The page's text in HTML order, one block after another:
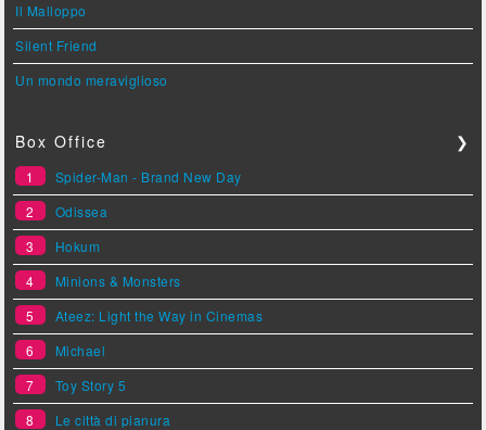
Il Malloppo
Silent Friend
Un mondo meraviglioso
Box Office ❯
1
Spider-Man - Brand New Day
2
Odissea
3
Hokum
4
Minions & Monsters
5
Ateez: Light the Way in Cinemas
6
Michael
7
Toy Story 5
8
Le città di pianura